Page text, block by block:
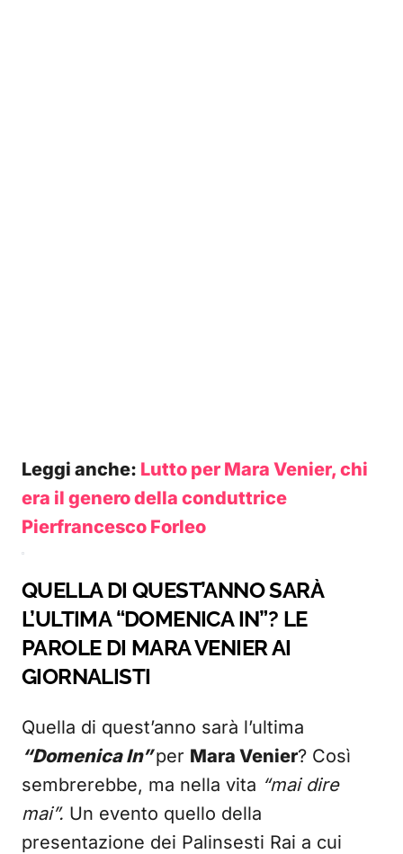
Leggi anche: Lutto per Mara Venier, chi
era il genero della conduttrice
Pierfrancesco Forleo
QUELLA DI QUEST’ANNO SARÀ
L’ULTIMA “DOMENICA IN”? LE
PAROLE DI MARA VENIER AI
GIORNALISTI
Quella di quest’anno sarà l’ultima
“Domenica In”per Mara Venier? Così
sembrerebbe, ma nella vita “mai dire
mai”. Un evento quello della
presentazione dei Palinsesti Rai a cui